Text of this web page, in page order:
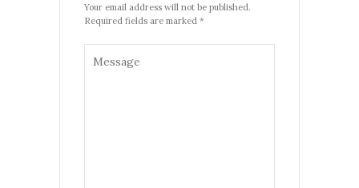
Your email address will not be published.
Required fields are marked *